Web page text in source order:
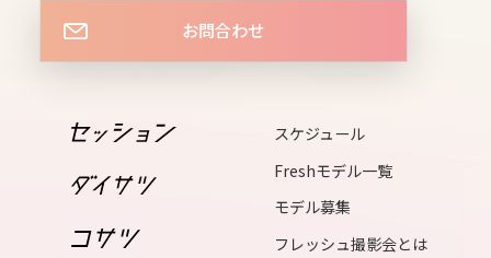
thu
18
19
sun
お問合わせ
スケジュール
Freshモデル一覧
モデル募集
フレッシュ撮影会とは